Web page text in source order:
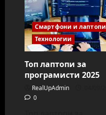
Смартфони и лаптопи
Технологии
Топ лаптопи за
програмисти 2025
RealUpAdmin
0